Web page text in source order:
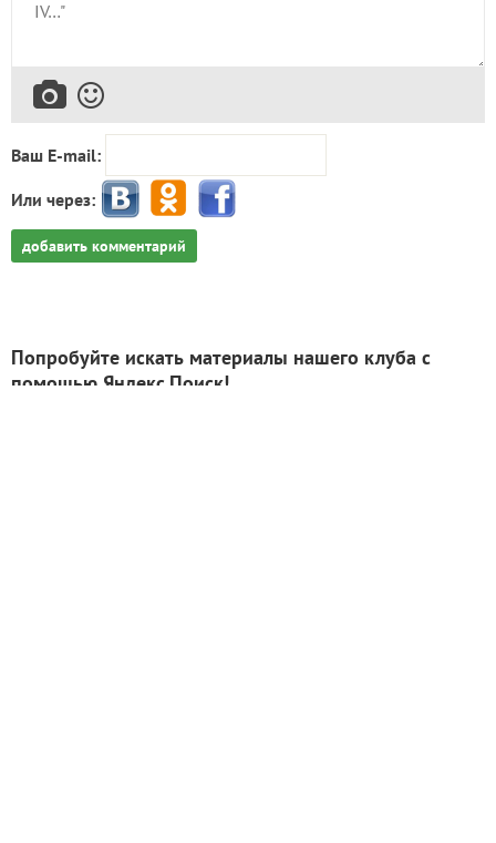
Ваш E-mail:
Или через:
добавить комментарий
Попробуйте искать материалы нашего клуба с
помощью Яндекс.Поиск!